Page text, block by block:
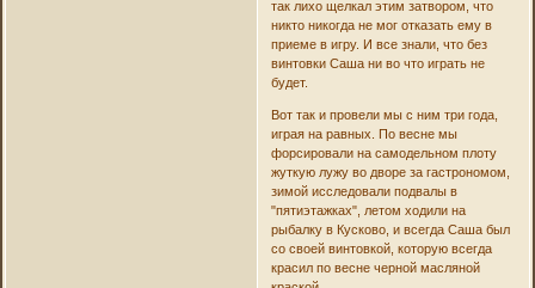
так лихо щелкал этим затвором, что
никто никогда не мог отказать ему в
приеме в игру. И все знали, что без
винтовки Саша ни во что играть не
будет.
Вот так и провели мы с ним три года,
играя на равных. По весне мы
форсировали на самодельном плоту
жуткую лужу во дворе за гастрономом,
зимой исследовали подвалы в
"пятиэтажках", летом ходили на
рыбалку в Кусково, и всегда Саша был
со своей винтовкой, которую всегда
красил по весне черной масляной